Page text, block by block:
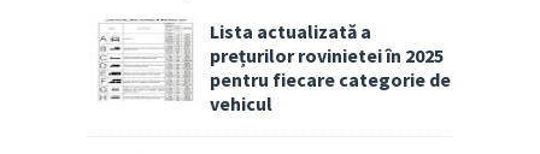
Lista actualizată a
prețurilor rovinietei în 2025
pentru fiecare categorie de
vehicul